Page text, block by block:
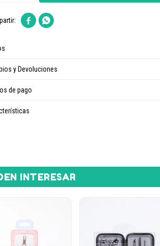
 
y Devoluciones
de pago
INTERESAR